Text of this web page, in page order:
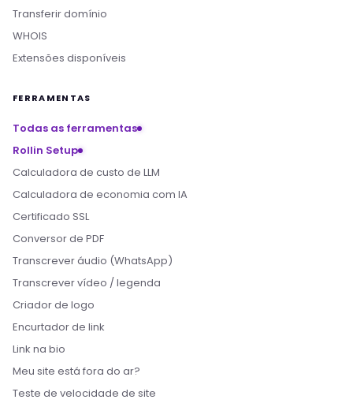
Transferir domínio
WHOIS
Extensões disponíveis
FERRAMENTAS
Todas as ferramentas
Rollin Setup
Calculadora de custo de LLM
Calculadora de economia com IA
Certificado SSL
Conversor de PDF
Transcrever áudio (WhatsApp)
Transcrever vídeo / legenda
Criador de logo
Encurtador de link
Link na bio
Meu site está fora do ar?
Teste de velocidade de site